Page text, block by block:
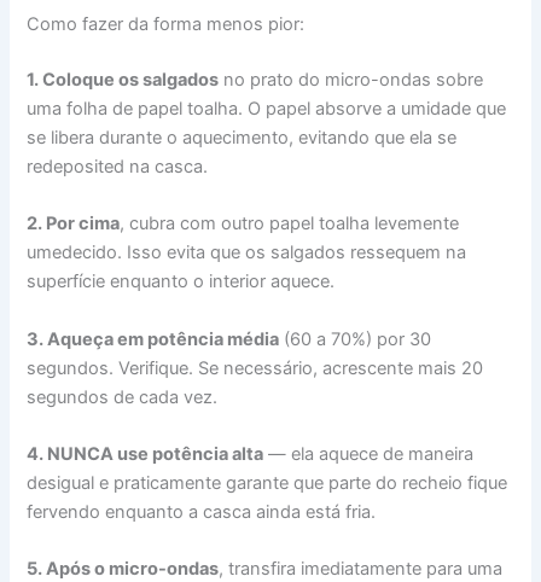
Como fazer da forma menos pior:
1. Coloque os salgados no prato do micro-ondas sobre
uma folha de papel toalha. O papel absorve a umidade que
se libera durante o aquecimento, evitando que ela se
redeposited na casca.
2. Por cima, cubra com outro papel toalha levemente
umedecido. Isso evita que os salgados ressequem na
superfície enquanto o interior aquece.
3. Aqueça em potência média (60 a 70%) por 30
segundos. Verifique. Se necessário, acrescente mais 20
segundos de cada vez.
4. NUNCA use potência alta — ela aquece de maneira
desigual e praticamente garante que parte do recheio fique
fervendo enquanto a casca ainda está fria.
5. Após o micro-ondas, transfira imediatamente para uma